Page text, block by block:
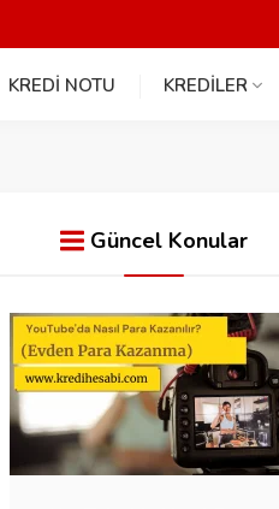
KREDİ NOTU KREDİLER
Güncel Konular